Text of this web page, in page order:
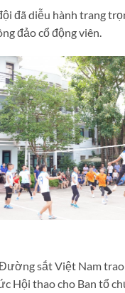
đã diễu hành trang
đảo cổ động viên.
sắt Việt Nam
Hội thao cho Ban tổ